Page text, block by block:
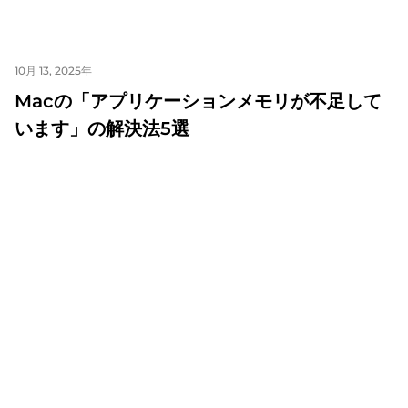
10月 13, 2025年
Macの「アプリケーションメモリが不足して
います」の解決法5選